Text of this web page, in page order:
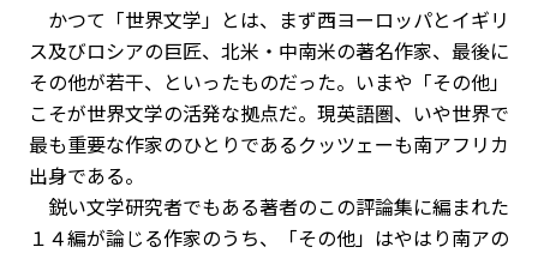
かつて「世界文学」とは、まず西ヨーロッパとイギリ
ス及びロシアの巨匠、北米・中南米の著名作家、最後に
その他が若干、といったものだった。いまや「その他」
こそが世界文学の活発な拠点だ。現英語圏、いや世界で
最も重要な作家のひとりであるクッツェーも南アフリカ
出身である。
鋭い文学研究者でもある著者のこの評論集に編まれた
１４編が論じる作家のうち、「その他」はやはり南アの